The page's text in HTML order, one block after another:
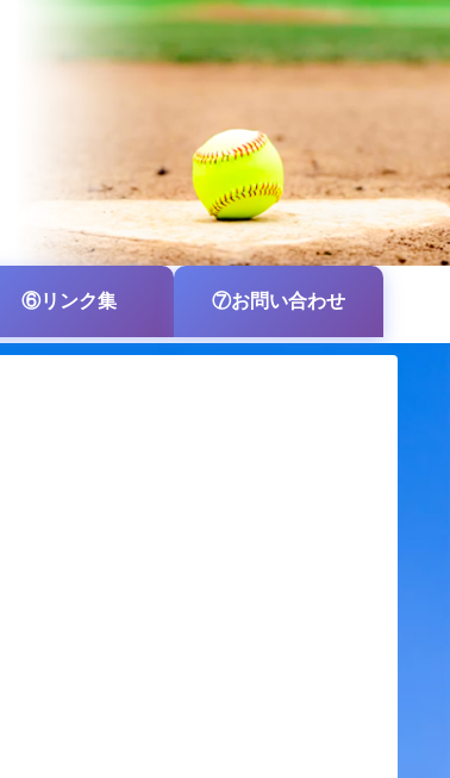
⑥リンク集 ⑦お問い合わせ